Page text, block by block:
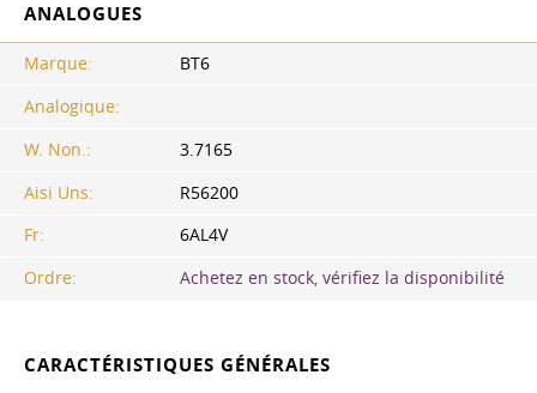
ANALOGUES
Marque:
BT6
Analogique:
W. Non.:
3.7165
Aisi Uns:
R56200
Fr:
6AL4V
Ordre:
Achetez en stock, vérifiez la disponibilité
CARACTÉRISTIQUES GÉNÉRALES